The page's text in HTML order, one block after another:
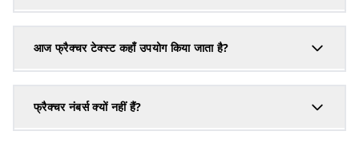
आज फ्रैक्चर टेक्स्ट कहाँ उपयोग किया जाता है?
फ्रैक्चर नंबर्स क्यों नहीं हैं?